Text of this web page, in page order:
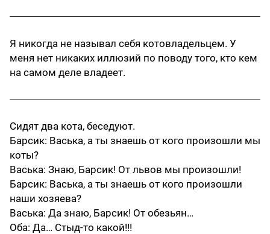
Я никогда не называл себя котовладельцем. У
меня нет никаких иллюзий по поводу того, кто кем
на самом деле владеет.
Сидят два кота, беседуют.
Барсик: Васька, а ты знаешь от кого произошли мы
коты?
Васька: Знаю, Барсик! От львов мы произошли!
Барсик: Васька, а ты знаешь от кого произошли
наши хозяева?
Васька: Да знаю, Барсик! От обезьян…
Оба: Да… Стыд-то какой!!!